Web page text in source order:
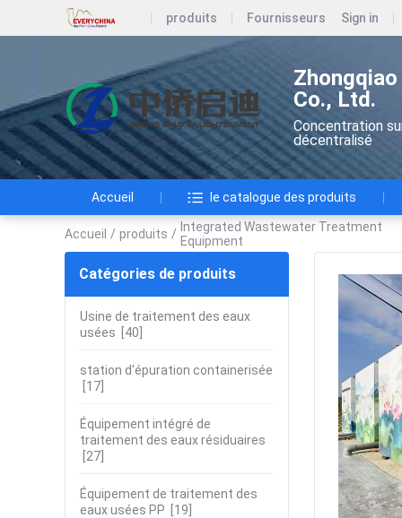
produits Fournisseurs Sign in
Co., Ltd.
Concentration
décentralisé
Accueil le catalogue des produits
Accueil / produits / Integrated Wastewater Treatment
Equipment
Catégories de produits
Usine de traitement des eaux
usées [40]
station d'épuration containerisée
[17]
Équipement intégré de
traitement des eaux résiduaires
[27]
Équipement de traitement des
eaux usées PP [19]